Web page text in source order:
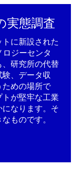
実態調査
に新設された
ジーセンタ
研究所の代替
、データ収
めの場所で
が堅牢な工業
なります。そ
ものです。